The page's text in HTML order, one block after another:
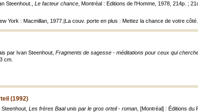
Steenhout., Le facteur chance , Montréal : Editions de l'Homme, 1978, 214p. ;
York : Macmillan, 1977.|La couv. porte en plus : Mettez la chance de votre côté.
par Ivan Steenhout, Fragments de sagesse - méditations pour ceux qui
cm.
(1992)
Les frères Baal unis par le gros orteil - roman , [Montréal] : Éditions